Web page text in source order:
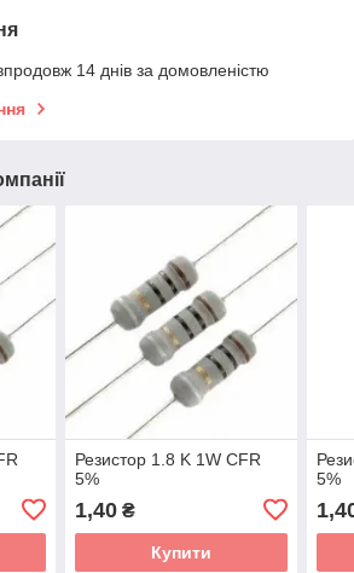
14 днів за домовленістю
Резистор 1.8 K 1W CFR
5%
1,40₴
Купити
5%